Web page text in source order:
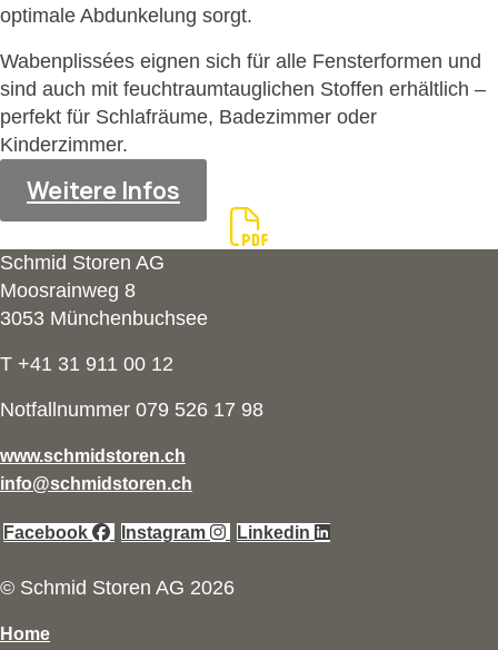
optimale Abdunkelung sorgt.
Wabenplissées eignen sich für alle Fensterformen und
sind auch mit feuchtraumtauglichen Stoffen erhältlich –
perfekt für Schlafräume, Badezimmer oder
Kinderzimmer.
Weitere Infos
Schmid Storen AG
Moosrainweg 8
3053 Münchenbuchsee
T +41 31 911 00 12
Notfallnummer 079 526 17 98
www.schmidstoren.ch
info@schmidstoren.ch
Facebook Instagram Linkedin
© Schmid Storen AG 2026
Home